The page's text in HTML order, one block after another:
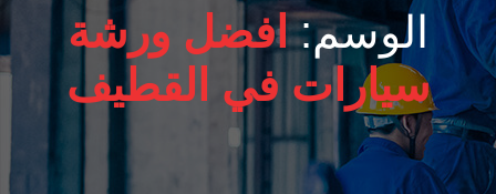
الوسم:افضل ورشة
سيارات في القطيف